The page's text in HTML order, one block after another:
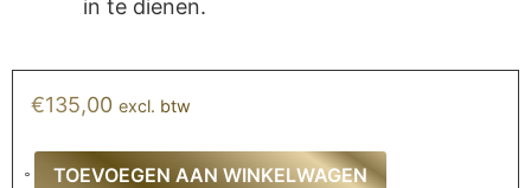
in te dienen.
€135,00 excl. btw
TOEVOEGEN AAN WINKELWAGEN